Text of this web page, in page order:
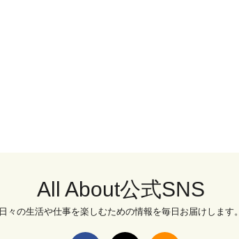
All About公式SNS
日々の生活や仕事を楽しむための情報を毎日お届けします。